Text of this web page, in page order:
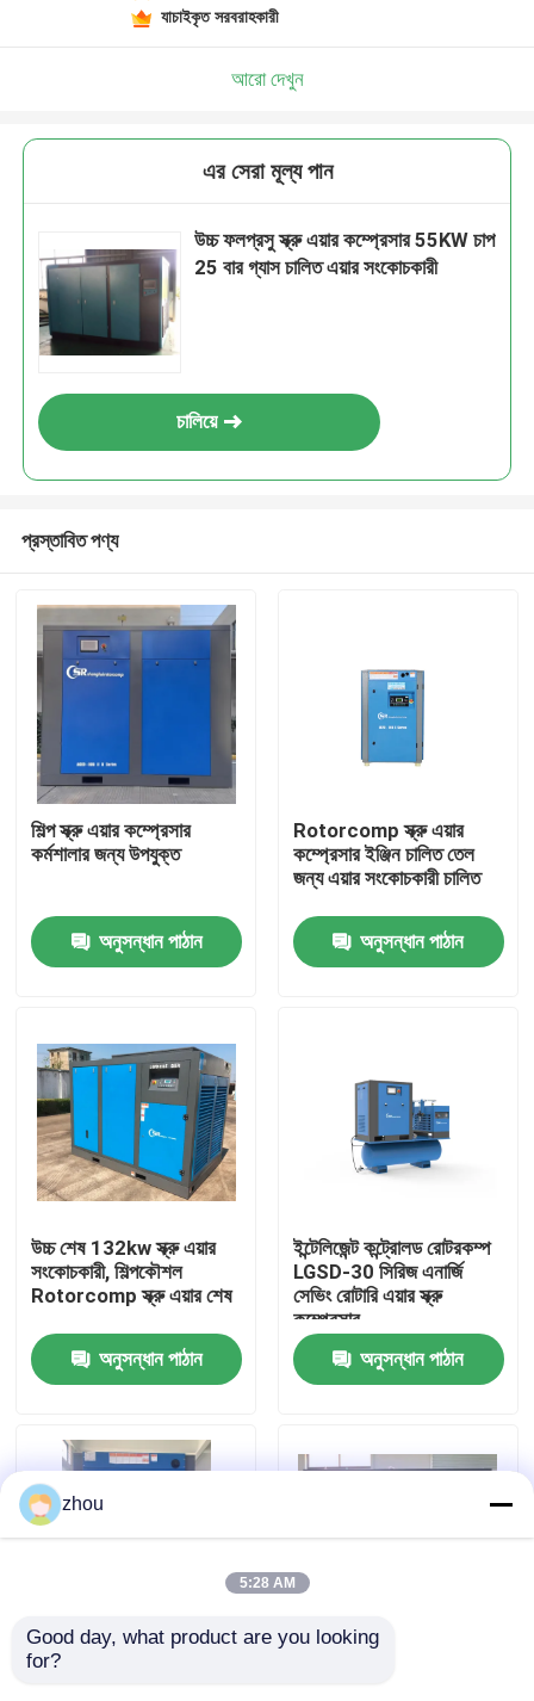
পণ্য
ভিডিও
আমাদের সম্পর্কে
কারখানা ভ্রমণ
মান নিয়ন্ত্রণ
যোগাযোগ করুন
খবর
যাচাইকৃত সরবরাহকারী
আরো দেখুন
এর সেরা মূল্য পান
উচ্চ ফলপ্রসু স্ক্রু এয়ার কম্প্রেসার 55KW চাপ
25 বার গ্যাস চালিত এয়ার সংকোচকারী
চালিয়ে
প্রস্তাবিত পণ্য
শিল্প স্ক্রু এয়ার কম্প্রেসার
কর্মশালার জন্য উপযুক্ত
অনুসন্ধান পাঠান
Rotorcomp স্ক্রু এয়ার
কম্প্রেসার ইঞ্জিন চালিত তেল
জন্য এয়ার সংকোচকারী চালিত
অনুসন্ধান পাঠান
উচ্চ শেষ 132kw স্ক্রু এয়ার
সংকোচকারী, শিল্পকৌশল
Rotorcomp স্ক্রু এয়ার শেষ
অনুসন্ধান পাঠান
ইন্টেলিজেন্ট কন্ট্রোলড রোটরকম্প
LGSD-30 সিরিজ এনার্জি
সেভিং রোটারি এয়ার স্ক্রু
কম্প্রেসার
অনুসন্ধান পাঠান
কার্যকারিতা LGFD-75KW কম
zhou
5:28 AM
Good day, what product are you looking
for?